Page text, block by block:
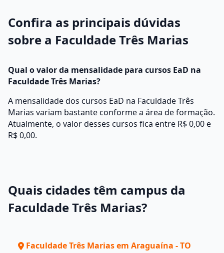
Confira as principais dúvidas
sobre a Faculdade Três Marias
Qual o valor da mensalidade para cursos EaD na
Faculdade Três Marias?
A mensalidade dos cursos EaD na Faculdade Três
Marias variam bastante conforme a área de formação.
Atualmente, o valor desses cursos fica entre R$ 0,00 e
R$ 0,00.
Quais cidades têm campus da
Faculdade Três Marias?
Faculdade Três Marias em Araguaína - TO